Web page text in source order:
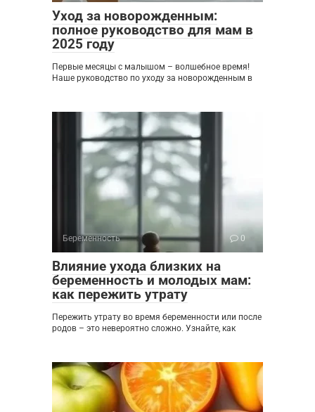
Уход за новорожденным:
полное руководство для мам в
2025 году
Первые месяцы с малышом – волшебное время!
Наше руководство по уходу за новорожденным в
Беременность 0
Влияние ухода близких на
беременность и молодых мам:
как пережить утрату
Пережить утрату во время беременности или после
родов – это невероятно сложно. Узнайте, как